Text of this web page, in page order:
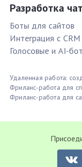
Разработка
Боты для сайтов
Интеграция с CRM
Голосовые и AI-
Удаленная работа:
Фриланс-работа для
Фриланс-работа для